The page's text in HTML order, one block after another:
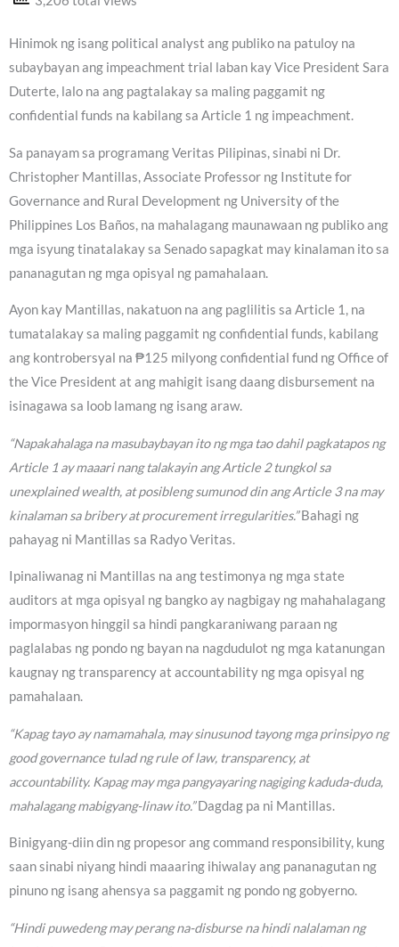
Hinimok ng isang political analyst ang publiko na patuloy na
subaybayan ang impeachment trial laban kay Vice President Sara
Duterte, lalo na ang pagtalakay sa maling paggamit ng
confidential funds na kabilang sa Article 1 ng impeachment.
Sa panayam sa programang Veritas Pilipinas, sinabi ni Dr.
Christopher Mantillas, Associate Professor ng Institute for
Governance and Rural Development ng University of the
Philippines Los Baños, na mahalagang maunawaan ng publiko ang
mga isyung tinatalakay sa Senado sapagkat may kinalaman ito sa
pananagutan ng mga opisyal ng pamahalaan.
Ayon kay Mantillas, nakatuon na ang paglilitis sa Article 1, na
tumatalakay sa maling paggamit ng confidential funds, kabilang
ang kontrobersyal na ₱125 milyong confidential fund ng Office of
the Vice President at ang mahigit isang daang disbursement na
isinagawa sa loob lamang ng isang araw.
“Napakahalaga na masubaybayan ito ng mga tao dahil pagkatapos ng
Article 1 ay maaari nang talakayin ang Article 2 tungkol sa
unexplained wealth, at posibleng sumunod din ang Article 3 na may
kinalaman sa bribery at procurement irregularities.”Bahagi ng
pahayag ni Mantillas sa Radyo Veritas.
Ipinaliwanag ni Mantillas na ang testimonya ng mga state
auditors at mga opisyal ng bangko ay nagbigay ng mahahalagang
impormasyon hinggil sa hindi pangkaraniwang paraan ng
paglalabas ng pondo ng bayan na nagdudulot ng mga katanungan
kaugnay ng transparency at accountability ng mga opisyal ng
pamahalaan.
“Kapag tayo ay namamahala, may sinusunod tayong mga prinsipyo ng
good governance tulad ng rule of law, transparency, at
accountability. Kapag may mga pangyayaring nagiging kaduda-duda,
mahalagang mabigyang-linaw ito.”Dagdag pa ni Mantillas.
Binigyang-diin din ng propesor ang command responsibility, kung
saan sinabi niyang hindi maaaring ihiwalay ang pananagutan ng
pinuno ng isang ahensya sa paggamit ng pondo ng gobyerno.
“Hindi puwedeng may perang na-disburse na hindi nalalaman ng